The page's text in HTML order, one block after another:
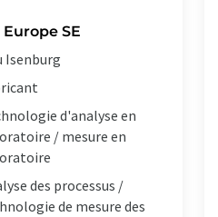
SE
Isenburg
d'analyse en
/ mesure en
des processus /
de mesure des